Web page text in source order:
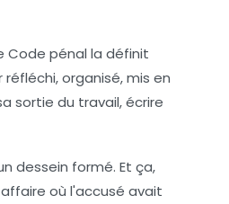
Code pénal la définit
organisé, mis en
sortie du travail, écrire
dessein formé. Et ça,
où l'accusé avait